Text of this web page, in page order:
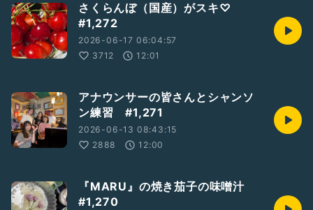
さくらんぼ（国産）がスキ♡
#1,272
2026-06-17 06:04:57
3712
12:01
アナウンサーの皆さんとシャンソ
ン練習 #1,271
2026-06-13 08:43:15
2888
12:00
『MARU』の焼き茄子の味噌汁
#1,270